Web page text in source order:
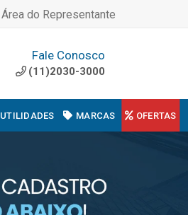
Área do Representante
Fale Conosco
(11)2030-3000
UTILIDADES MARCAS OFERTAS